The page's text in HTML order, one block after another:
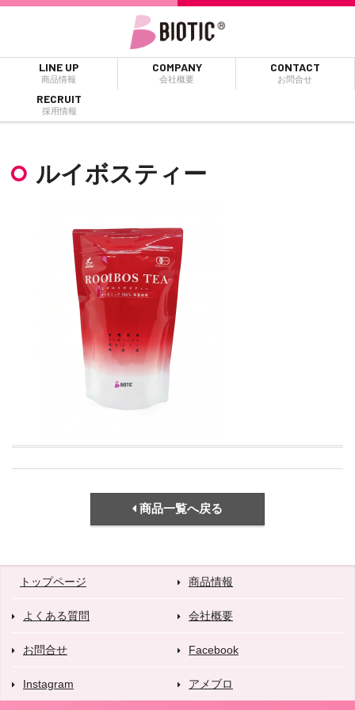
LINE UP
商品情報
COMPANY
会社概要
CONTACT
お問合せ
RECRUIT
採用情報
ルイボスティー
商品一覧へ戻る
トップページ 商品情報
よくある質問 会社概要
お問合せ Facebook
Instagram アメブロ